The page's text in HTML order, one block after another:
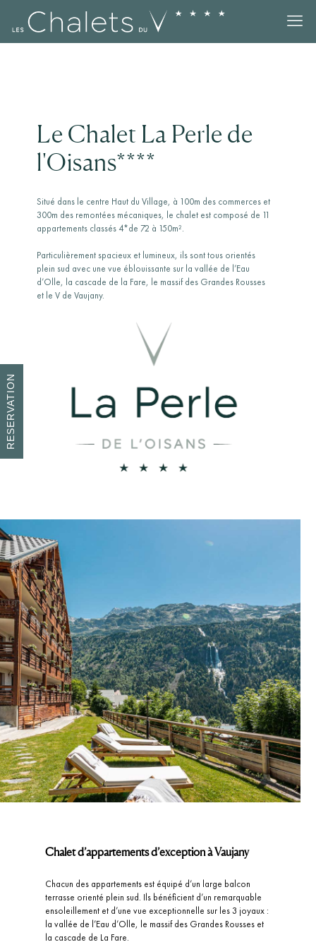
Le Chalet La Perle de
l'Oisans****
Situé dans le centre Haut du Village, à 100m des commerces et
300m des remontées mécaniques, le chalet est composé de 11
appartements classés 4*de 72 à 150m².
Particulièrement spacieux et lumineux, ils sont tous orientés
plein sud avec une vue éblouissante sur la vallée de l’Eau
d’Olle, la cascade de la Fare, le massif des Grandes Rousses
et le V de Vaujany.
Chalet d’appartements d’exception à Vaujany
Chacun des appartements est équipé d’un large balcon
terrasse orienté plein sud. Ils bénéficient d’un remarquable
ensoleillement et d’une vue exceptionnelle sur les 3 joyaux :
la vallée de l’Eau d’Olle, le massif des Grandes Rousses et
la cascade de La Fare.
RESERVATION